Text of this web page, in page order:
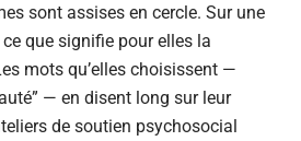
sont assises en cercle. Sur une
que signifie pour elles la
mots qu’elles choisissent —
— en disent long sur leur
de soutien psychosocial